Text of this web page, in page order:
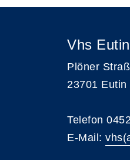
Vhs Eutin
Plöner
23701 Eutin
Telefon
E-Mail: